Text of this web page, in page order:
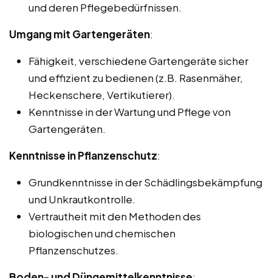
und deren Pflegebedürfnissen.
Umgang mit Gartengeräten:
Fähigkeit, verschiedene Gartengeräte sicher
und effizient zu bedienen (z.B. Rasenmäher,
Heckenschere, Vertikutierer).
Kenntnisse in der Wartung und Pflege von
Gartengeräten.
Kenntnisse in Pflanzenschutz:
Grundkenntnisse in der Schädlingsbekämpfung
und Unkrautkontrolle.
Vertrautheit mit den Methoden des
biologischen und chemischen
Pflanzenschutzes.